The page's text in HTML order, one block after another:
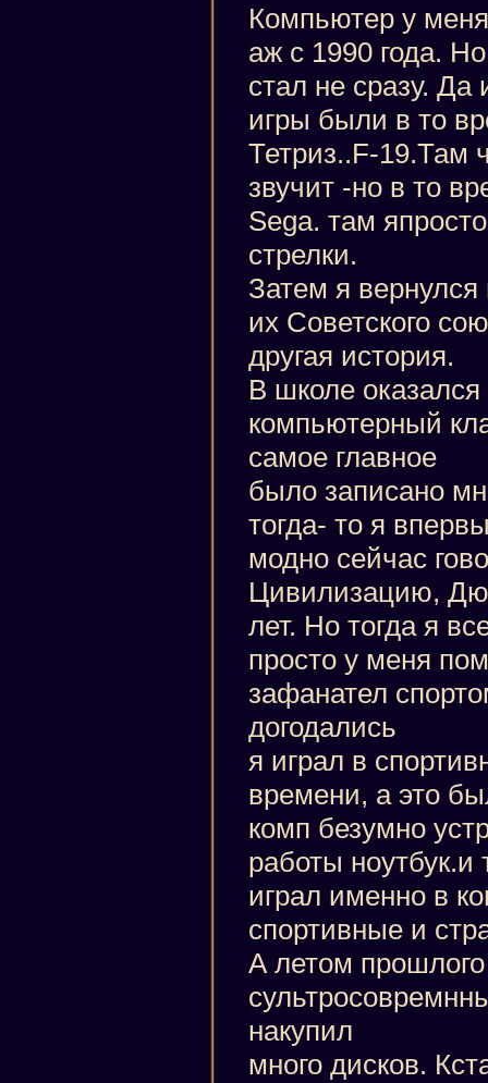
Компьютер у
аж с 1990 года.
стал не сразу. Да
игры были в то
Тетриз..F-19.Там
звучит -но в то
Sega. там
стрелки.
Затем я
их Советского
другая история.
В школе
компьютерный
самое главное
было записано
тогда- то я
модно сейчас
Цивилизацию,
лет. Но тогда я
просто у меня
зафанател
догодались
я играл в
времени, а это
комп безумно
работы ноутбук.и
играл именно в
спортивные и
А летом
накупил
много дисков.